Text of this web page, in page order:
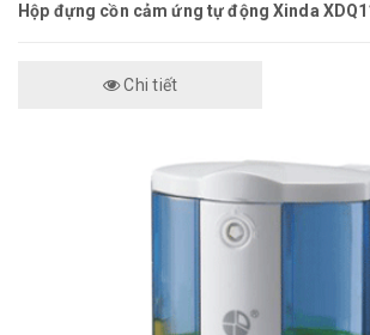
Hộp đựng cồn cảm ứng tự động Xinda
Chi tiết